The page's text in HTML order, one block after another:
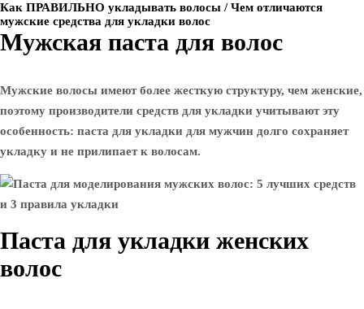
Как ПРАВИЛЬНО укладывать волосы / Чем отличаются
мужские средства для укладки волос
Мужская паста для волос
Мужские волосы имеют более жесткую структуру, чем женские,
поэтому производители средств для укладки учитывают эту
особенность: паста для укладки для мужчин долго сохраняет
укладку и не прилипает к волосам.
Паста для укладки женских
волос